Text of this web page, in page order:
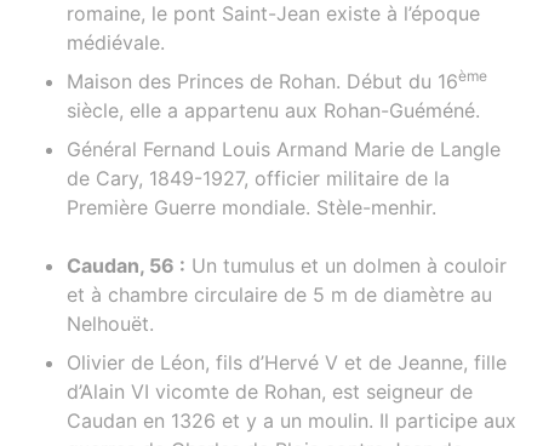
romaine, le pont Saint-Jean existe à l’époque
médiévale.
Maison des Princes de Rohan. Début du 16ème
siècle, elle a appartenu aux Rohan-Guéméné.
Général Fernand Louis Armand Marie de Langle
de Cary, 1849-1927, officier militaire de la
Première Guerre mondiale. Stèle-menhir.
Caudan, 56 : Un tumulus et un dolmen à couloir
et à chambre circulaire de 5 m de diamètre au
Nelhouët.
Olivier de Léon, fils d’Hervé V et de Jeanne, fille
d’Alain VI vicomte de Rohan, est seigneur de
Caudan en 1326 et y a un moulin. Il participe aux